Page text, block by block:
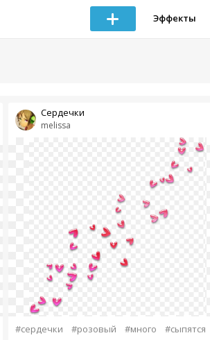
Эффекты
melissa
Сердечки
#сердечки #розовый #много #сыпятся